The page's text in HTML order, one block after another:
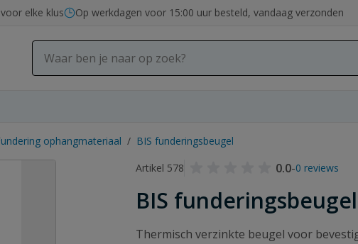
elke klus Op werkdagen voor 15:00 uur besteld, vandaag verzonden
ophangmateriaal / BIS funderingsbeugel
Artikel 578
0.0-0 reviews
BIS funderingsbeugel
Thermisch verzinkte beugel voor